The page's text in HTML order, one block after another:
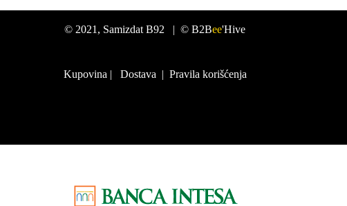
© 2021 , Samizdat B92 | © B2Bee'Hive
Kupovina | Dostava | Pravila korišćenja